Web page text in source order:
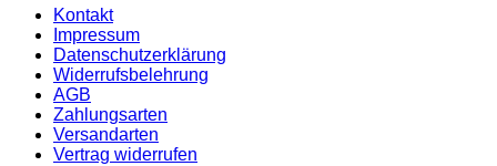
Kontakt
Impressum
Datenschutzerklärung
Widerrufsbelehrung
AGB
Zahlungsarten
Versandarten
Vertrag widerrufen